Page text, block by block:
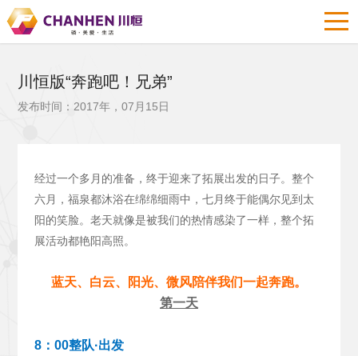
川恒版“奔跑吧！兄弟”
发布时间：2017年，07月15日
经过一个多月的准备，终于迎来了拓展出发的日子。整个
六月，福泉都沐浴在绵绵细雨中，七月终于能偶尔见到太
阳的笑脸。老天就像是被我们的热情感染了一样，整个拓
展活动都艳阳高照。
蓝天、白云、阳光、微风陪伴我们一起奔跑。
第一天
8：00整队·出发